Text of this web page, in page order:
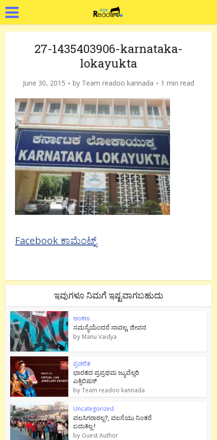
27-1435403906-karnataka-
lokayukta
June 30, 2015 by Team readoo kannada 1 min read
Facebook ಕಾಮೆಂಟ್ಸ್
ಇವುಗಳೂ ನಿಮಗೆ ಇಷ್ಟವಾಗಬಹುದು
ಅಂಕಣ
ಸಮಸ್ಯೆಯೆಂದರೆ ಸಾವಲ್ಲ, ಜೀವನ
by Manu Vaidya
ಪ್ರಚಲಿತ
ಭಾರತದ ಪ್ರಪ್ರಥಮ ಜ್ಯುವೆಲ್ಲರಿ
ಎಕ್ಸಿಬಿಷನ್
byTeam readoo kannada
Uncategorized
ವಲಸಿಗರಾರಲ್ಲ?, ವಲಸೆಯು ನಿಂತರೆ
ಬದುಕಿಲ್ಲ !
by Guest Author